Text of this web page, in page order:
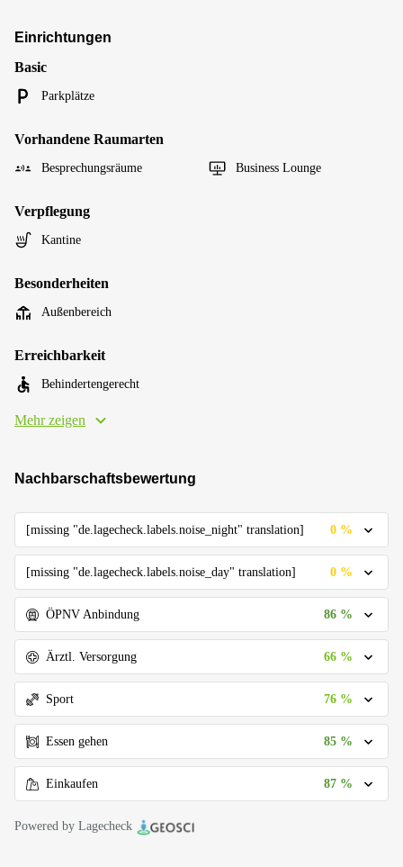
Einrichtungen
Basic
Parkplätze
Vorhandene Raumarten
Besprechungsräume Business Lounge
Verpflegung
Kantine
Besonderheiten
Außenbereich
Erreichbarkeit
Behindertengerecht
Mehr zeigen
Nachbarschaftsbewertung
[missing "de.lagecheck.labels.noise_night" translation] 0 %
[missing "de.lagecheck.labels.noise_day" translation] 0 %
ÖPNV Anbindung 86 %
Ärztl. Versorgung 66 %
Sport 76 %
Essen gehen 85 %
Einkaufen 87 %
Powered by Lagecheck